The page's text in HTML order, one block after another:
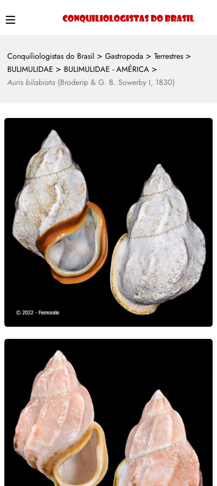
Conquiliologistas do Brasil > Gastropoda > Terrestres >
BULIMULIDAE > BULIMULIDAE - AMÉRICA >
Auris bilabiata (Broderip & G. B. Sowerby I, 1830)